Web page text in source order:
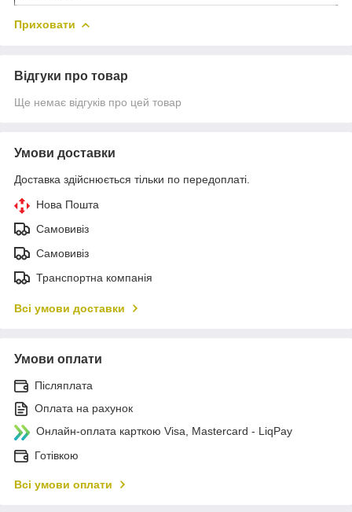
Приховати
Відгуки про товар
Ще немає відгуків про цей товар
Умови доставки
Доставка здійснюється тільки по передоплаті.
Нова Пошта
Самовивіз
Самовивіз
Транспортна компанія
Всі умови доставки
Умови оплати
Післяплата
Оплата на рахунок
Онлайн-оплата карткою Visa, Mastercard - LiqPay
Готівкою
Всі умови оплати